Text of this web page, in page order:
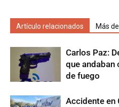
Artículo relacionados Más
Carlos Paz:
que andaban
de fuego
Accidente en